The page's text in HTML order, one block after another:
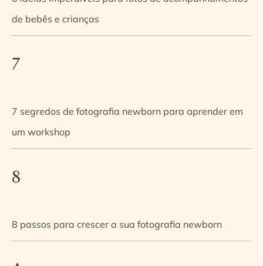
de bebês e crianças
7
7 segredos de fotografia newborn para aprender em
um workshop
8
8 passos para crescer a sua fotografia newborn